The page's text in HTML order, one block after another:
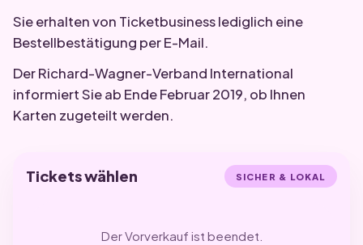
Sie erhalten von Ticketbusiness lediglich eine
Bestellbestätigung per E-Mail.
Der Richard-Wagner-Verband International
informiert Sie ab Ende Februar 2019, ob Ihnen
Karten zugeteilt werden.
Tickets wählen SICHER & LOKAL
Der Vorverkauf ist beendet.